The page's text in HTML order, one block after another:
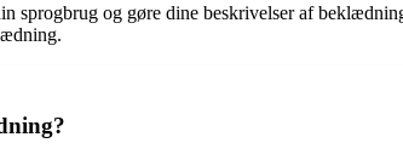
sprogbrug og gøre dine beskrivelser af